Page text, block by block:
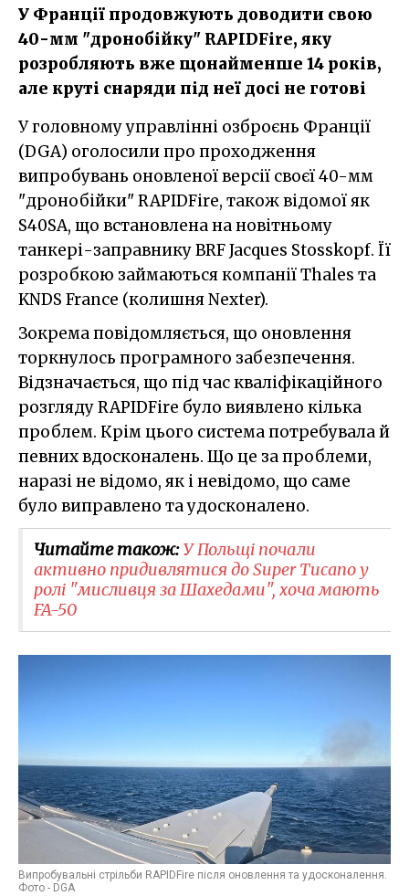
У Франції продовжують доводити свою
40-мм "дронобійку" RAPIDFire, яку
розробляють вже щонайменше 14 років,
але круті снаряди під неї досі не готові
У головному управлінні озброєнь Франції
(DGA) оголосили про проходження
випробувань оновленої версії своєї 40-мм
"дронобійки" RAPIDFire, також відомої як
S40SA, що встановлена на новітньому
танкері-заправнику BRF Jacques Stosskopf. Її
розробкою займаються компанії Thales та
KNDS France (колишня Nexter).
Зокрема повідомляється, що оновлення
торкнулось програмного забезпечення.
Відзначається, що під час кваліфікаційного
розгляду RAPIDFire було виявлено кілька
проблем. Крім цього система потребувала й
певних вдосконалень. Що це за проблеми,
наразі не відомо, як і невідомо, що саме
було виправлено та удосконалено.
Читайте також:У Польщі почали
активно придивлятися до Super Tucano у
ролі "мисливця за Шахедами", хоча мають
FA-50
Випробувальні стрільби RAPIDFire після оновлення та удосконалення.
Фото - DGA